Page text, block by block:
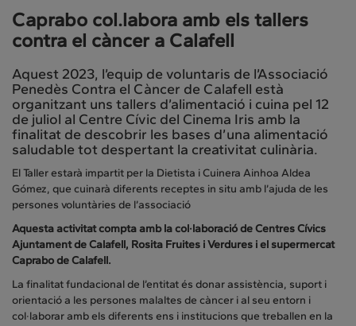
Caprabo col.labora amb els tallers
contra el càncer a Calafell
Aquest 2023, l’equip de voluntaris de l’Associació
Penedès Contra el Càncer de Calafell està
organitzant uns tallers d’alimentació i cuina pel 12
de juliol al Centre Cívic del Cinema Iris amb la
finalitat de descobrir les bases d’una alimentació
saludable tot despertant la creativitat culinària.
El Taller estarà impartit per la Dietista i Cuinera Ainhoa Aldea
Gómez, que cuinarà diferents receptes in situ amb l’ajuda de les
persones voluntàries de l’associació
Aquesta activitat compta amb la col·laboració de Centres Cívics
Ajuntament de Calafell, Rosita Fruites i Verdures i el supermercat
Caprabo de Calafell.
La finalitat fundacional de l’entitat és donar assistència, suport i
orientació a les persones malaltes de càncer i al seu entorn i
col·laborar amb els diferents ens i institucions que treballen en la